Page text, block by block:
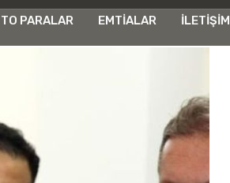
PARALAR EMTİALAR İLETİŞİM
orta uzatıldı